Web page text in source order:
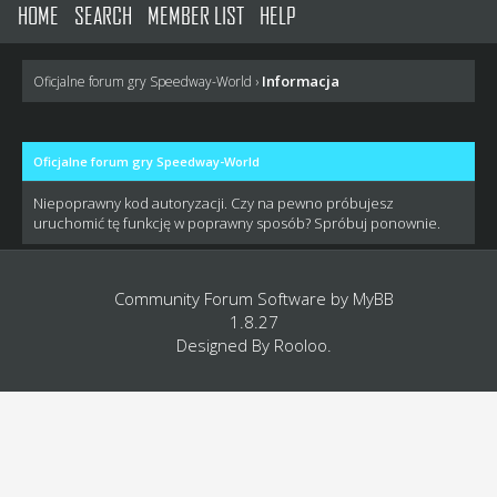
HOME SEARCH MEMBER LIST HELP
Oficjalne forum gry Speedway-World › Informacja
Oficjalne forum gry Speedway-World
Niepoprawny kod autoryzacji. Czy na pewno próbujesz
uruchomić tę funkcję w poprawny sposób? Spróbuj ponownie.
Community Forum Software by MyBB
1.8.27
Designed By Rooloo.